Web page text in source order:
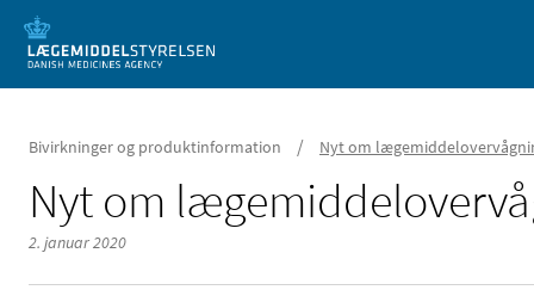
Mobil visning
Bivirkninger og produktinformation / Nyt om
Nyt om
2. januar 2020